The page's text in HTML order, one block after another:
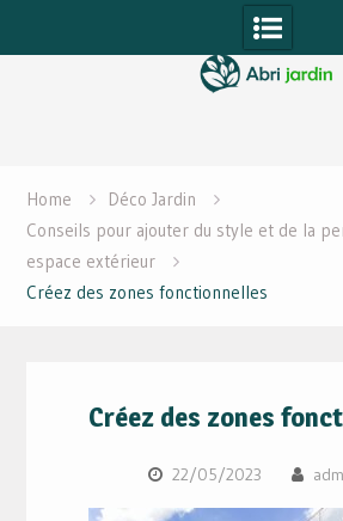
to
Home
Déco Jardin
Conseils pour ajouter du style et de la
espace extérieur
Créez des zones fonctionnelles
Créez des zones
22/05/2023